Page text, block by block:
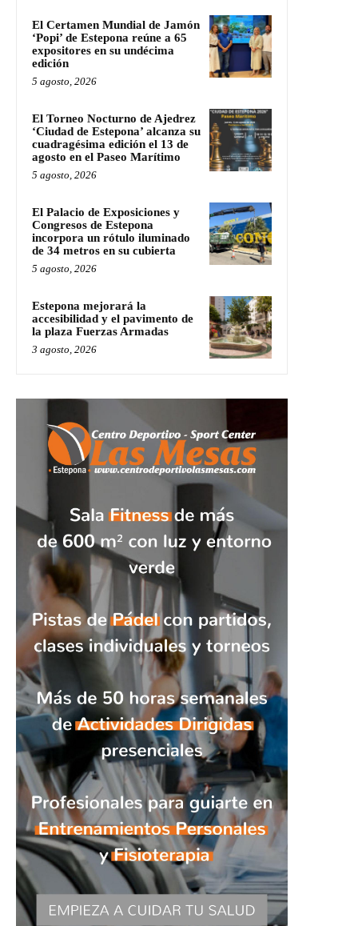
El Certamen Mundial de Jamón
‘Popi’ de Estepona reúne a 65
expositores en su undécima
edición
5 agosto, 2026
El Torneo Nocturno de Ajedrez
‘Ciudad de Estepona’ alcanza su
cuadragésima edición el 13 de
agosto en el Paseo Marítimo
5 agosto, 2026
El Palacio de Exposiciones y
Congresos de Estepona
incorpora un rótulo iluminado
de 34 metros en su cubierta
5 agosto, 2026
Estepona mejorará la
accesibilidad y el pavimento de
la plaza Fuerzas Armadas
3 agosto, 2026